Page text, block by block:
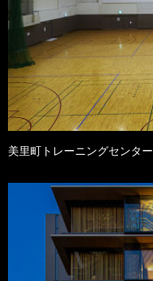
美里町トレーニングセンター